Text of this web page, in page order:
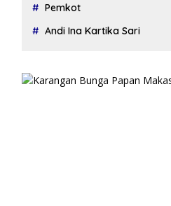
Pemkot
Andi Ina Kartika Sari